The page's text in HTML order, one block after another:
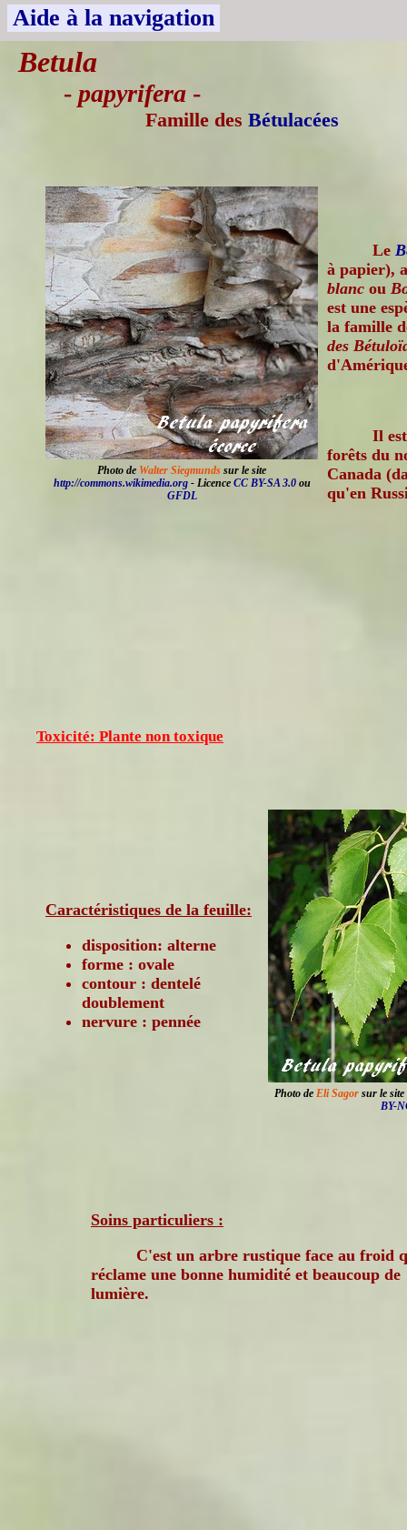
Aide à la navigation
Betula
- papyrifera -
Famille des Bétulacées
Photo de Walter Siegmunds sur le site
http://commons.wikimedia.org- Licence CC BY-SA 3.0ou
GFDL
Le
à papier),
blanc ou
est une
la famille
des
Il
forêts du
Canada
qu'en
Toxicité: Plante non toxique
Photo de Eli Sagorsur le site
BY-
Caractéristiques de la feuille:
disposition: alterne
forme : ovale
contour : dentelé
doublement
nervure : pennée
Soins particuliers :
C'est un arbre rustique face au froid
réclame une bonne humidité et beaucoup de
lumière.